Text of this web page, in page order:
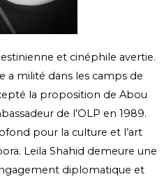
et cinéphile avertie.
a milité dans les camps de
la proposition de Abou
de l’OLP en 1989.
pour la culture et l’art
Leila Shahid demeure une
diplomatique et